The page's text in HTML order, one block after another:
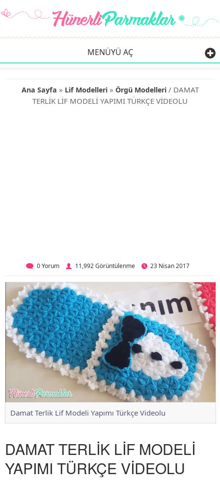
MENÜYÜ AÇ
Ana Sayfa » Lif Modelleri» Örgü Modelleri/ DAMAT
TERLİK LİF MODELİ YAPIMI TÜRKÇE VİDEOLU
0 Yorum 11,992 Görüntülenme 23 Nisan 2017
Damat Terlik Lif Modeli Yapımı Türkçe Videolu
DAMAT TERLİK LİF MODELİ
YAPIMI TÜRKÇE VİDEOLU